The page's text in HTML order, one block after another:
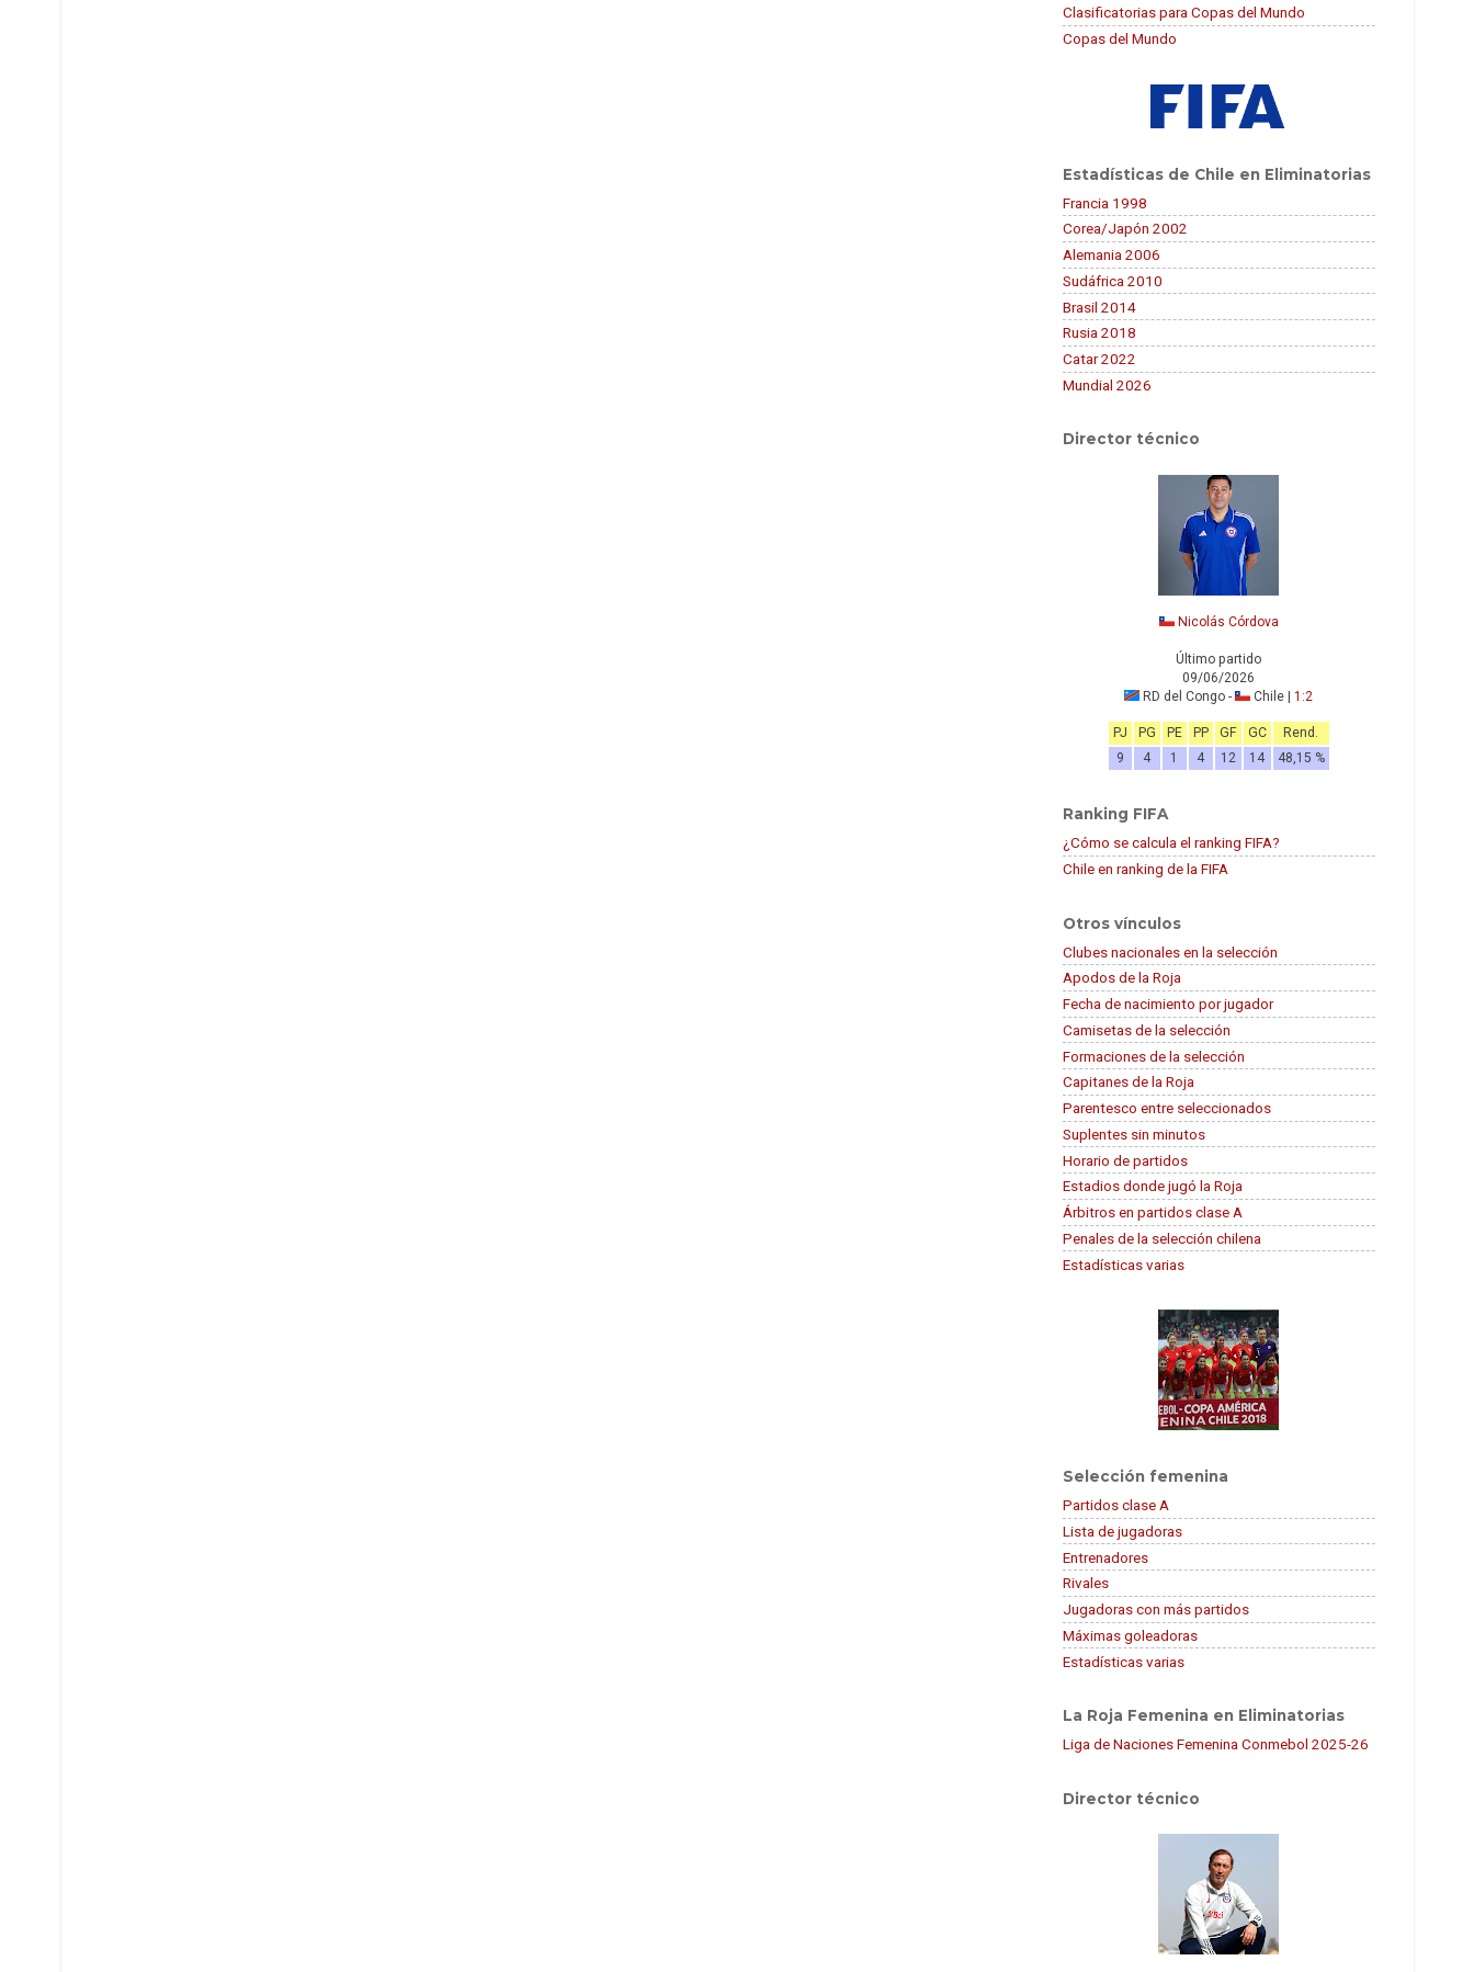
Clasificatorias para Copas del Mundo
Copas del Mundo
Estadísticas de Chile en Eliminatorias
Francia 1998
Corea/Japón 2002
Alemania 2006
Sudáfrica 2010
Brasil 2014
Rusia 2018
Catar 2022
Mundial 2026
Director técnico
Nicolás Córdova
Último partido
09/06/2026
RD del Congo -
Chile | 1:2
PJ PG PE PP GF GC
Rend.
9
4 1 4 12 14 48,15 %
Ranking FIFA
¿Cómo se calcula el ranking FIFA?
Chile en ranking de la FIFA
Otros vínculos
Clubes nacionales en la selección
Apodos de la Roja
Fecha de nacimiento por jugador
Camisetas de la selección
Formaciones de la selección
Capitanes de la Roja
Parentesco entre seleccionados
Suplentes sin minutos
Horario de partidos
Estadios donde jugó la Roja
Árbitros en partidos clase A
Penales de la selección chilena
Estadísticas varias
Selección femenina
Partidos clase A
Lista de jugadoras
Entrenadores
Rivales
Jugadoras con más partidos
Máximas goleadoras
Estadísticas varias
La Roja Femenina en Eliminatorias
Liga de Naciones Femenina Conmebol 2025-26
Director técnico